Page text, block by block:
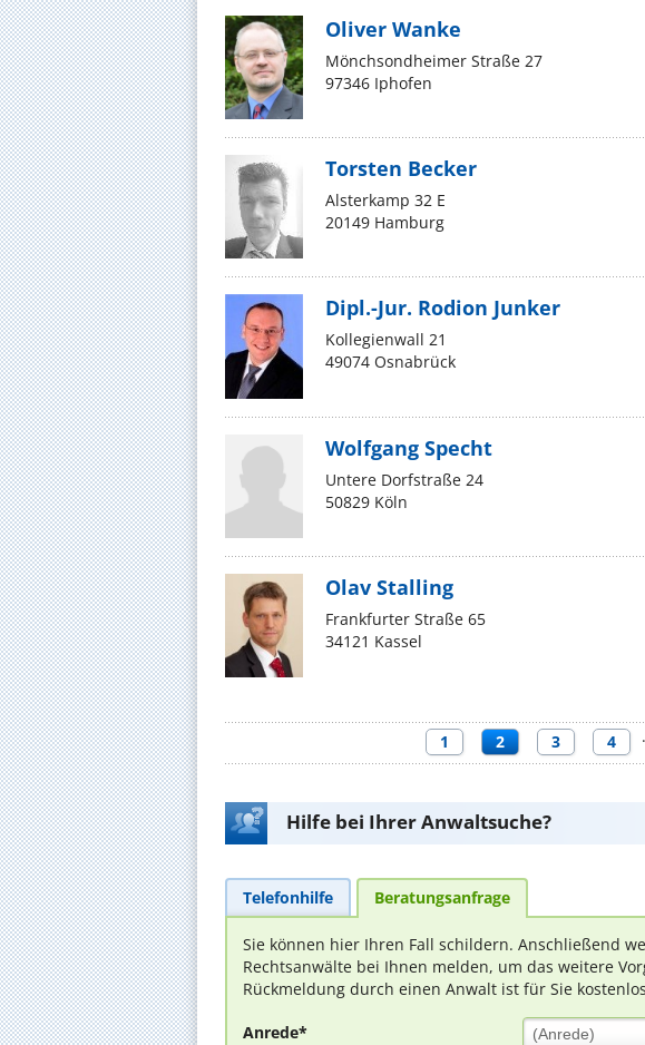
Oliver Wanke
Mönchsondheimer Straße 27
97346 Iphofen
Torsten Becker
Alsterkamp 32 E
20149 Hamburg
Dipl.-Jur. Rodion Junker
Kollegienwall 21
49074 Osnabrück
Wolfgang Specht
Untere Dorfstraße 24
50829 Köln
Olav Stalling
Frankfurter Straße 65
34121 Kassel
1 2 3 4
Hilfe bei Ihrer Anwaltsuche?
Telefonhilfe Beratungsanfrage
Sie können hier Ihren Fall schildern. Anschließend
Rechtsanwälte bei Ihnen melden, um das weitere
Rückmeldung durch einen Anwalt ist für Sie
Anrede* (Anrede)